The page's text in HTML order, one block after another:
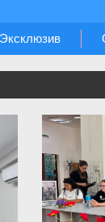
Эксклюзив